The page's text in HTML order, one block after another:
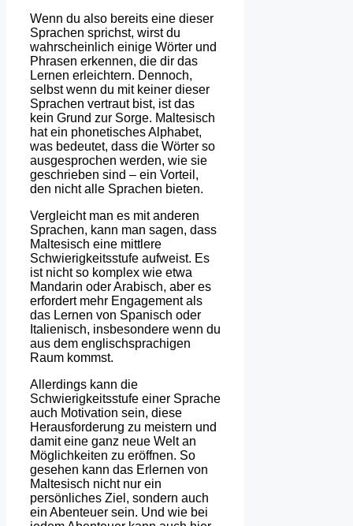
Wenn du also bereits eine dieser
Sprachen sprichst, wirst du
wahrscheinlich einige Wörter und
Phrasen erkennen, die dir das
Lernen erleichtern. Dennoch,
selbst wenn du mit keiner dieser
Sprachen vertraut bist, ist das
kein Grund zur Sorge. Maltesisch
hat ein phonetisches Alphabet,
was bedeutet, dass die Wörter so
ausgesprochen werden, wie sie
geschrieben sind – ein Vorteil,
den nicht alle Sprachen bieten.
Vergleicht man es mit anderen
Sprachen, kann man sagen, dass
Maltesisch eine mittlere
Schwierigkeitsstufe aufweist. Es
ist nicht so komplex wie etwa
Mandarin oder Arabisch, aber es
erfordert mehr Engagement als
das Lernen von Spanisch oder
Italienisch, insbesondere wenn du
aus dem englischsprachigen
Raum kommst.
Allerdings kann die
Schwierigkeitsstufe einer Sprache
auch Motivation sein, diese
Herausforderung zu meistern und
damit eine ganz neue Welt an
Möglichkeiten zu eröffnen. So
gesehen kann das Erlernen von
Maltesisch nicht nur ein
persönliches Ziel, sondern auch
ein Abenteuer sein. Und wie bei